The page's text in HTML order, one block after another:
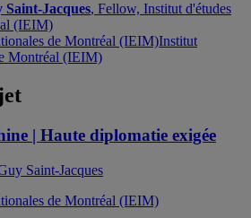
Saint-Jacques, Fellow, Institut d'études
(IEIM)
Institut
Montréal (IEIM)
| Haute diplomatie exigée
Saint-Jacques